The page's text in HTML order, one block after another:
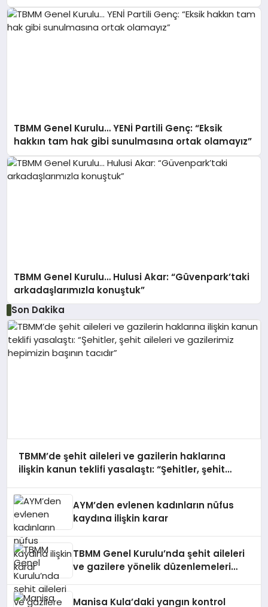
TBMM Genel Kurulu… YENİ Partili Genç: “Eksik
hakkın tam hak gibi sunulmasına ortak olamayız”
TBMM Genel Kurulu… Hulusi Akar: “Güvenpark’taki
arkadaşlarımızla konuştuk”
Son Dakika
TBMM’de şehit aileleri ve gazilerin haklarına
ilişkin kanun teklifi yasalaştı: “Şehitler, şehit
AYM’den evlenen kadınların nüfus
kaydına ilişkin karar
TBMM Genel Kurulu’nda şehit aileleri
ve gazilere yönelik düzenlemeleri
Manisa Kula’daki yangın kontrol